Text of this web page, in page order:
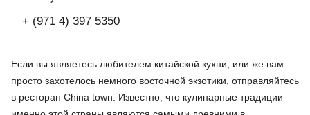
+ (971 4) 397 5350
Если вы являетесь любителем китайской кухни, или же вам
просто захотелось немного восточной экзотики, отправляйтесь
в ресторан China town. Известно, что кулинарные традиции